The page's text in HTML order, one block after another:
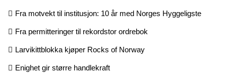
Fra motvekt til institusjon: 10 år med Norges Hyggeligste
Fra permitteringer til rekordstor ordrebok
Larvikittblokka kjøper Rocks of Norway
Enighet gir større handlekraft